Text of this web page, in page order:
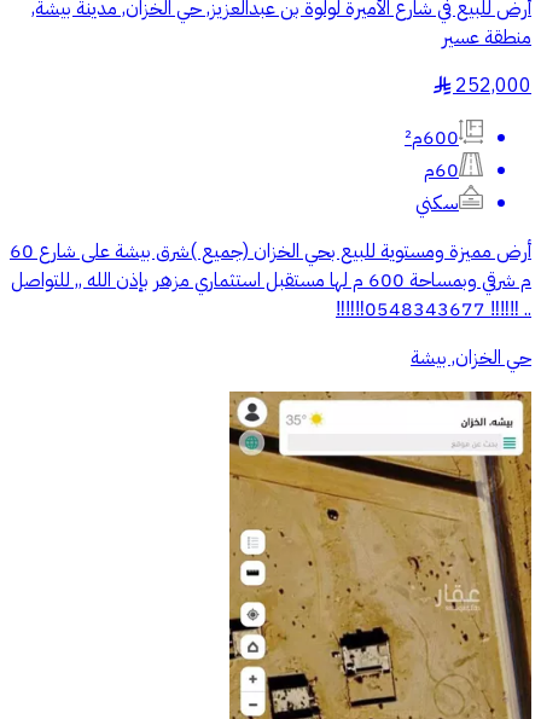
أرض للبيع في شارع الأميرة لولوة بن عبدالعزيز, حي الخزان, مدينة بيشة,
منطقة عسير
252,000
§
600م²
60م
سكني
أرض مميزة ومستوية للبيع بحي الخزان (جميع )شرق بيشة على شارع 60
م شرقي وبمساحة 600 م لها مستقبل استثماري مزهر بإذن الله ,, للتواصل
.. ‼️‼️‼️ 0548343677‼️‼️‼️
حي الخزان, بيشة